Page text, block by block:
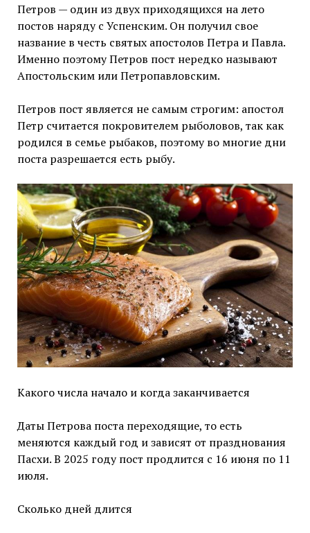
Петров — один из двух приходящихся на лето
постов наряду с Успенским. Он получил свое
название в честь святых апостолов Петра и Павла.
Именно поэтому Петров пост нередко называют
Апостольским или Петропавловским.
Петров пост является не самым строгим: апостол
Петр считается покровителем рыболовов, так как
родился в семье рыбаков, поэтому во многие дни
поста разрешается есть рыбу.
Какого числа начало и когда заканчивается
Даты Петрова поста переходящие, то есть
меняются каждый год и зависят от празднования
Пасхи. В 2025 году пост продлится с 16 июня по 11
июля.
Сколько дней длится